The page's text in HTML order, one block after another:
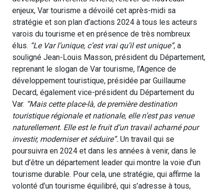
enjeux, Var tourisme a dévoilé cet après-midi sa
stratégie et son plan d’actions 2024 à tous les acteurs
varois du tourisme et en présence de très nombreux
élus. “Le Var l’unique, c’est vrai qu’il est unique”, a
souligné Jean-Louis Masson, président du Département,
reprenant le slogan de Var tourisme, l’Agence de
développement touristique, présidée par Guillaume
Decard, également vice-président du Département du
Var. “Mais cette place-là, de première destination
touristique régionale et nationale, elle n’est pas venue
naturellement. Elle est le fruit d’un travail acharné pour
investir, moderniser et séduire”. Un travail qui se
poursuivra en 2024 et dans les années à venir, dans le
but d’être un département leader qui montre la voie d’un
tourisme durable. Pour cela, une stratégie, qui affirme la
volonté d’un tourisme équilibré, qui s’adresse à tous,